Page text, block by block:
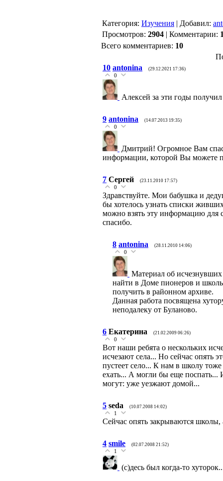
Категория: Изучения | Добавил:
Просмотров: 2904 | Комментарии:
Всего комментариев: 10
10 antonina (29.12.2021 17:36)
0
Алексей за эти годы
9 antonina (14.07.2013 19:35)
0
Дмитрий! Огромное Вам
информации, которой Вы можете
7 Сергей (23.11.2010 17:57)
0
Здравствуйте. Мои бабушка и
бы хотелось узнать списки
можно взять эту информацию для
спасибо.
8 antonina (28.11.2010 14:06)
0
Материал об
найти в Доме пионеров и
получить в районном архиве.
Данная работа посвящена
неподалеку от Буланово.
6 Екатерина (21.02.2009 06:26)
0
Вот наши ребята о нескольких
исчезают села... Но сейчас опять
пустеет село... К нам в школу
ехать... А могли бы еще
могут: уже уезжают домой...
5 seda (10.07.2008 14:02)
1
Сейчас опять закрываются школы,
4 smile (02.07.2008 21:52)
1
(с)десь был когда-то